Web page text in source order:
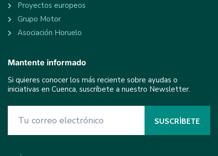
Proyectos europeos
Grupo Motor
Asociación Horuelo
Mantente informado
Si quieres conocer los más reciente sobre ayudas o
iniciativas en Cuenca, suscríbete a nuestro Newsletter.